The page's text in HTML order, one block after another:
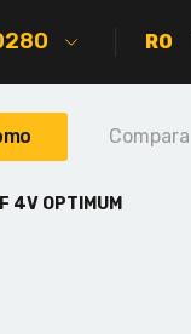
RO
Compara
4V OPTIMUM